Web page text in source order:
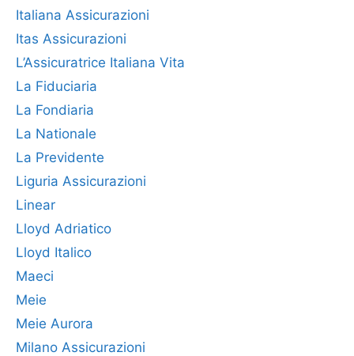
Italiana Assicurazioni
Itas Assicurazioni
L’Assicuratrice Italiana Vita
La Fiduciaria
La Fondiaria
La Nationale
La Previdente
Liguria Assicurazioni
Linear
Lloyd Adriatico
Lloyd Italico
Maeci
Meie
Meie Aurora
Milano Assicurazioni